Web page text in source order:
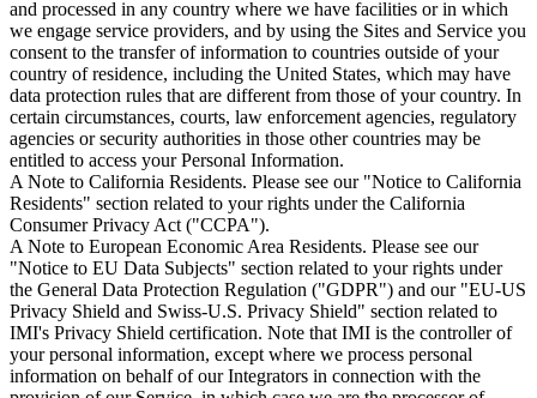
and processed in any country where we have facilities or in which
we engage service providers, and by using the Sites and Service you
consent to the transfer of information to countries outside of your
country of residence, including the United States, which may have
data protection rules that are different from those of your country. In
certain circumstances, courts, law enforcement agencies, regulatory
agencies or security authorities in those other countries may be
entitled to access your Personal Information.
A Note to California Residents. Please see our "Notice to California
Residents" section related to your rights under the California
Consumer Privacy Act ("CCPA").
A Note to European Economic Area Residents. Please see our
"Notice to EU Data Subjects" section related to your rights under
the General Data Protection Regulation ("GDPR") and our "EU-US
Privacy Shield and Swiss-U.S. Privacy Shield" section related to
IMI's Privacy Shield certification. Note that IMI is the controller of
your personal information, except where we process personal
information on behalf of our Integrators in connection with the